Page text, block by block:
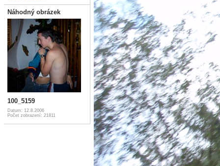
Náhodný obrázek
100_5159
Datum: 12.8.2006
Počet zobrazení: 21811